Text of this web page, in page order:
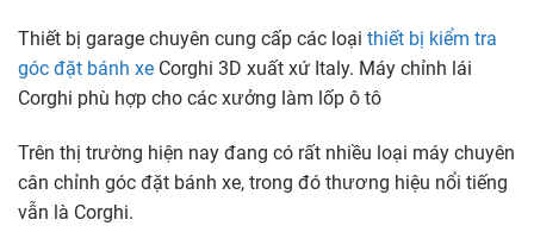
Thiết bị garage chuyên cung cấp các loại thiết bị kiểm tra
góc đặt bánh xe Corghi 3D xuất xứ Italy. Máy chỉnh lái
Corghi phù hợp cho các xưởng làm lốp ô tô
Trên thị trường hiện nay đang có rất nhiều loại máy chuyên
cân chỉnh góc đặt bánh xe, trong đó thương hiệu nổi tiếng
vẫn là Corghi.